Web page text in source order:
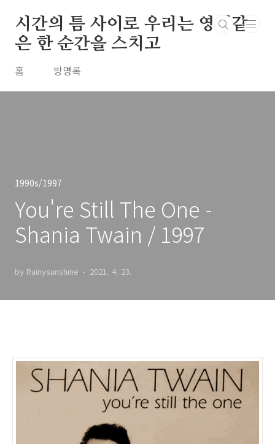
시간의 틈 사이로 우리는 영원같
은 한 순간을 스치고
홈 방명록
1990s/1997
You're Still The One -
Shania Twain / 1997
by Rainysunshine 2021. 4. 23.